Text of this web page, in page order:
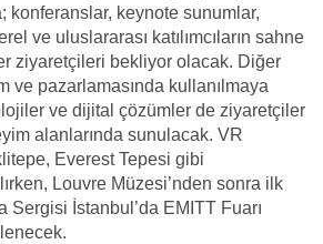
konferanslar, keynote sunumlar,
ve uluslararası katılımcıların sahne
ziyaretçileri bekliyor olacak. Diğer
ve pazarlamasında kullanılmaya
ve dijital çözümler de ziyaretçiler
alanlarında sunulacak. VR
Everest Tepesi gibi
Louvre Müzesi’nden sonra ilk
Sergisi İstanbul’da EMITT Fuarı